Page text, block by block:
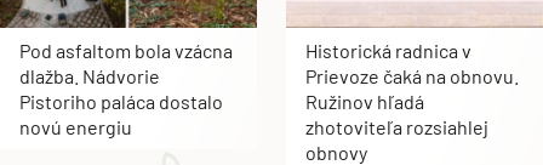
Pod asfaltom bola vzácna
dlažba. Nádvorie
Pistoriho paláca dostalo
novú energiu
Historická radnica v
Prievoze čaká na obnovu.
Ružinov hľadá
zhotoviteľa rozsiahlej
obnovy